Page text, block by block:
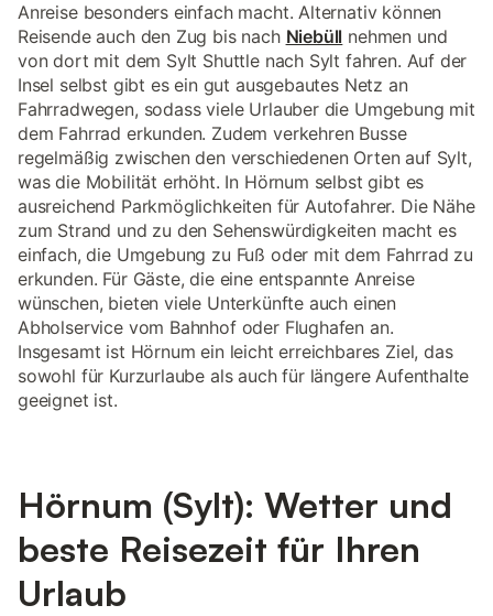
Anreise besonders einfach macht. Alternativ können
Reisende auch den Zug bis nach Niebüll nehmen und
von dort mit dem Sylt Shuttle nach Sylt fahren. Auf der
Insel selbst gibt es ein gut ausgebautes Netz an
Fahrradwegen, sodass viele Urlauber die Umgebung mit
dem Fahrrad erkunden. Zudem verkehren Busse
regelmäßig zwischen den verschiedenen Orten auf Sylt,
was die Mobilität erhöht. In Hörnum selbst gibt es
ausreichend Parkmöglichkeiten für Autofahrer. Die Nähe
zum Strand und zu den Sehenswürdigkeiten macht es
einfach, die Umgebung zu Fuß oder mit dem Fahrrad zu
erkunden. Für Gäste, die eine entspannte Anreise
wünschen, bieten viele Unterkünfte auch einen
Abholservice vom Bahnhof oder Flughafen an.
Insgesamt ist Hörnum ein leicht erreichbares Ziel, das
sowohl für Kurzurlaube als auch für längere Aufenthalte
geeignet ist.
Hörnum (Sylt): Wetter und
beste Reisezeit für Ihren
Urlaub